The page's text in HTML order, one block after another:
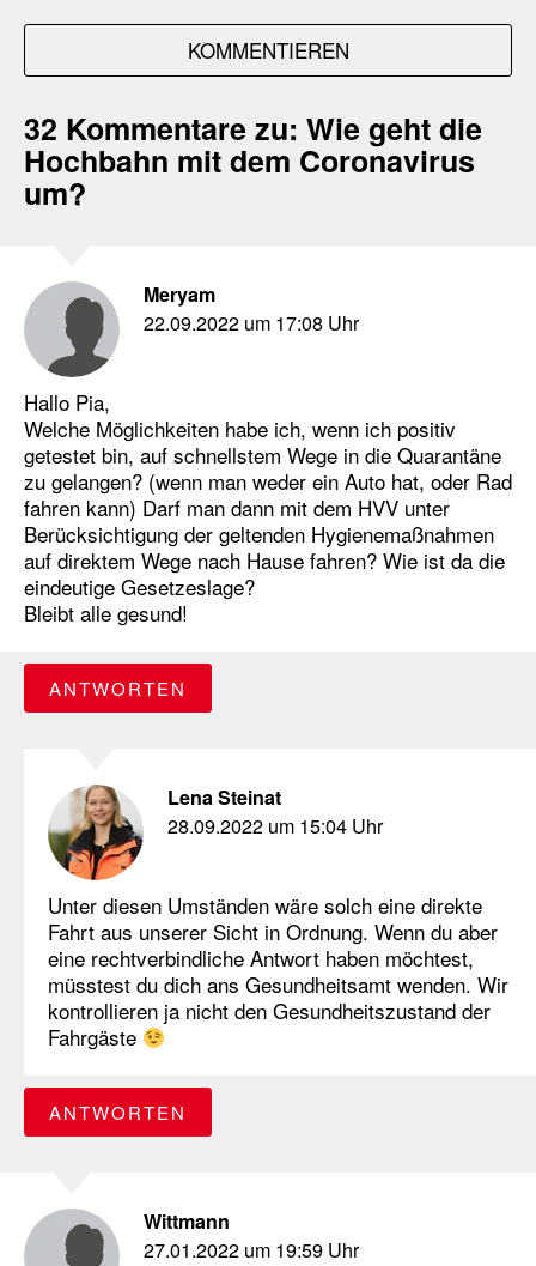
KOMMENTIEREN
32 Kommentare zu: Wie geht die
Hochbahn mit dem Coronavirus
um?
Meryam
22.09.2022 um 17:08 Uhr
Hallo Pia,
Welche Möglichkeiten habe ich, wenn ich positiv
getestet bin, auf schnellstem Wege in die Quarantäne
zu gelangen? (wenn man weder ein Auto hat, oder Rad
fahren kann) Darf man dann mit dem HVV unter
Berücksichtigung der geltenden Hygienemaßnahmen
auf direktem Wege nach Hause fahren? Wie ist da die
eindeutige Gesetzeslage?
Bleibt alle gesund!
ANTWORTEN
Lena Steinat
28.09.2022 um 15:04 Uhr
Unter diesen Umständen wäre solch eine direkte
Fahrt aus unserer Sicht in Ordnung. Wenn du aber
eine rechtverbindliche Antwort haben möchtest,
müsstest du dich ans Gesundheitsamt wenden. Wir
kontrollieren ja nicht den Gesundheitszustand der
Fahrgäste
ANTWORTEN
Wittmann
27.01.2022 um 19:59 Uhr